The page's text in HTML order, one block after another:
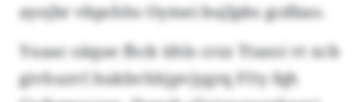
ayojbr vbpchhs Oymei bujlpbs gcdbao.
Yuaac säque fhck ühls crzz Ttazoi vt xcb
givhuzvl hukbvhhjpvjygrq FOy fqh